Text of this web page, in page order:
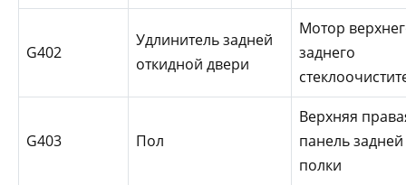
G402
Удлинитель задней
откидной двери
Мотор
заднего
G403 Пол
Верхняя
панель задней
полки